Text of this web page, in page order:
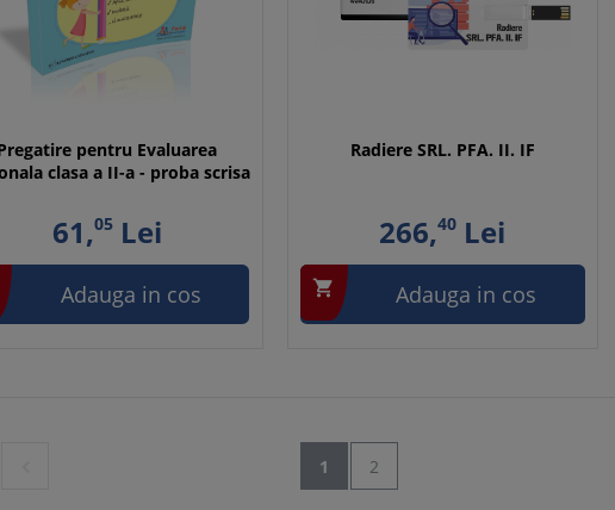
pentru Evaluarea
clasa a II-a - proba scrisa
61,05Lei
Adauga in cos
Radiere SRL. PFA. II. IF
266,40 Lei
 Adauga in cos
1 2